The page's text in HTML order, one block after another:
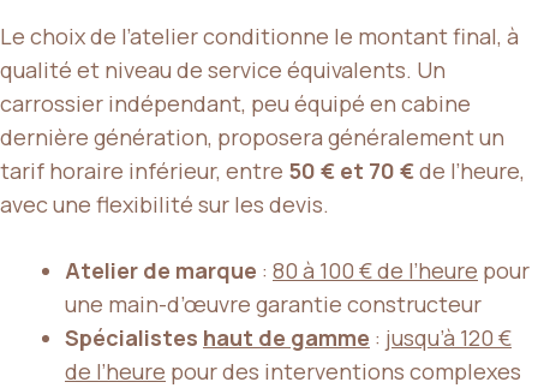
Le choix de l’atelier conditionne le montant final, à
qualité et niveau de service équivalents. Un
carrossier indépendant, peu équipé en cabine
dernière génération, proposera généralement un
tarif horaire inférieur, entre 50 € et 70 €de l’heure,
avec une flexibilité sur les devis.
Atelier de marque : 80 à 100 € de l’heure pour
une main-d’œuvre garantie constructeur
Spécialistes haut de gamme : jusqu’à 120 €
de l’heure pour des interventions complexes